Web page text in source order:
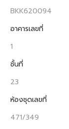
BKK620094
อาคารเลขที่
1
ชั้นที่
23
ห้องชุดเลขที่
471/349